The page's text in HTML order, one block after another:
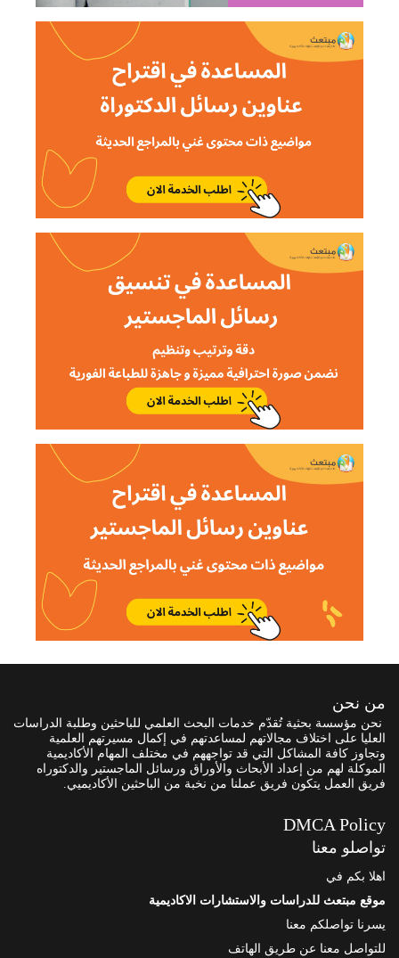
من نحن
نحن مؤسسة بحثية تُقدّم خدمات البحث العلمي للباحثين وطلبة الدراسات
العليا على اختلاف مجالاتهم لمساعدتهم في إكمال مسيرتهم العلمية
وتجاوز كافة المشاكل التي قد تواجههم في مختلف المهام الأكاديمية
الموكلة لهم من إعداد الأبحاث والأوراق ورسائل الماجستير والدكتوراه
فريق العمل يتكون فريق عملنا من نخبة من الباحثين الأكاديميي.
DMCA Policy
تواصلو معنا
اهلا بكم في
موقع مبتعث للدراسات والاستشارات الاكاديمية
يسرنا تواصلكم معنا
للتواصل معنا عن طريق الهاتف